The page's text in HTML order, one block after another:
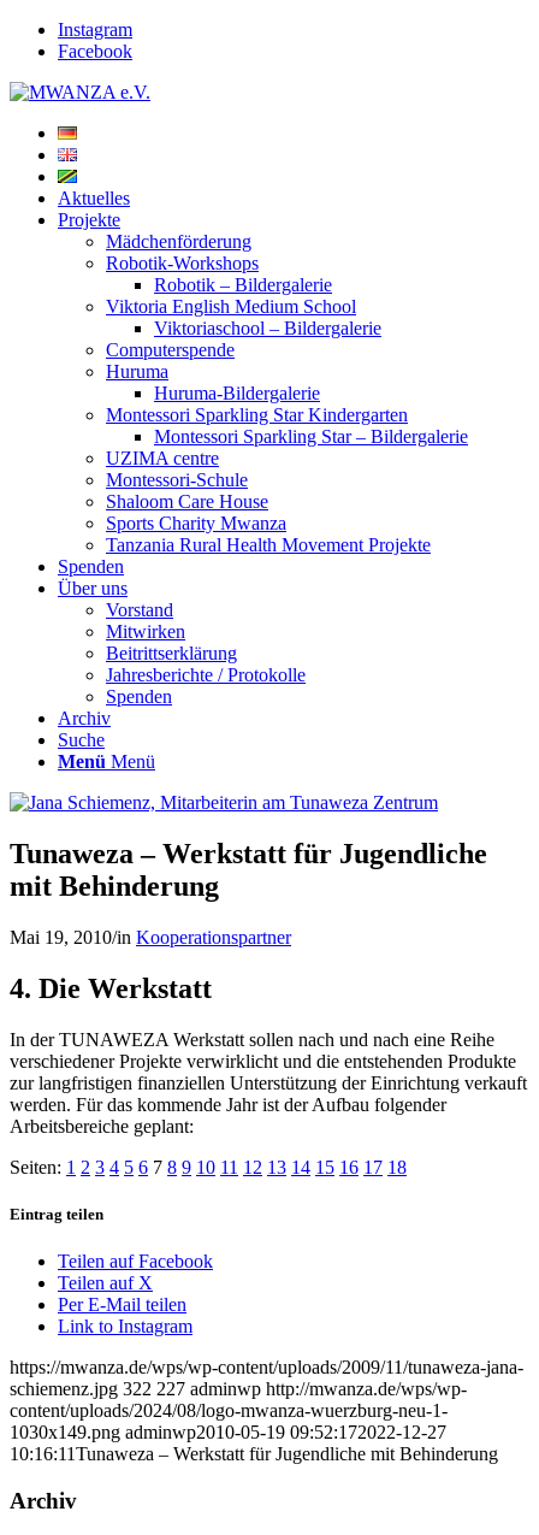
Instagram
Facebook
Aktuelles
Projekte
Mädchenförderung
Robotik-Workshops
Robotik – Bildergalerie
Viktoria English Medium School
Viktoriaschool – Bildergalerie
Computerspende
Huruma
Huruma-Bildergalerie
Montessori Sparkling Star Kindergarten
Montessori Sparkling Star – Bildergalerie
UZIMA centre
Montessori-Schule
Shaloom Care House
Sports Charity Mwanza
Tanzania Rural Health Movement Projekte
Spenden
Über uns
Vorstand
Mitwirken
Beitrittserklärung
Jahresberichte / Protokolle
Spenden
Archiv
Suche
Menü Menü
Tunaweza – Werkstatt für Jugendliche
mit Behinderung
Mai 19, 2010/in Kooperationspartner
4. Die Werkstatt
In der TUNAWEZA Werkstatt sollen nach und nach eine Reihe
verschiedener Projekte verwirklicht und die entstehenden Produkte
zur langfristigen finanziellen Unterstützung der Einrichtung verkauft
werden. Für das kommende Jahr ist der Aufbau folgender
Arbeitsbereiche geplant:
Seiten: 1 2 3 4 5 6 7 8 9 10 11 12 13 14 15 16 17 18
Eintrag teilen
Teilen auf Facebook
Teilen auf X
Per E-Mail teilen
Link to Instagram
https://mwanza.de/wps/wp-content/uploads/2009/11/tunaweza-jana-
schiemenz.jpg 322 227 adminwp http://mwanza.de/wps/wp-
content/uploads/2024/08/logo-mwanza-wuerzburg-neu-1-
1030x149.png adminwp2010-05-19 09:52:172022-12-27
10:16:11Tunaweza – Werkstatt für Jugendliche mit Behinderung
Archiv